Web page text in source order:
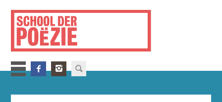
inhoud
gaan